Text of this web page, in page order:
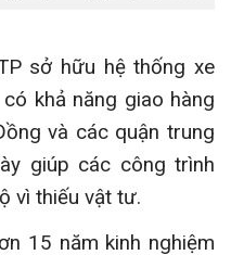
sở hữu hệ thống xe
khả năng giao hàng
và các quận trung
giúp các công trình
vì thiếu vật tư.
15 năm kinh nghiệm